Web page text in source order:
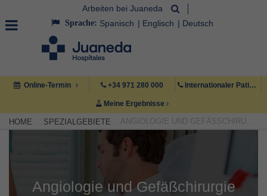
Arbeiten bei Juaneda
Sprache: Spanisch Englisch Deutsch
Online-Termin +34 971 280 000 Internationaler Patient +34 971 222 222
Meine Ergebnisse
HOME SPEZIALGEBIETE ANGIOLOGIE UND GEFÄSSCHIRURGIE
Angiologie und Gefäßchirurgie